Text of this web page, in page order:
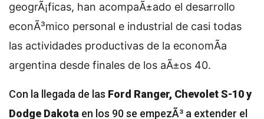
geogrÃ¡ficas, han acompaÃ±ado el desarrollo
econÃ³mico personal e industrial de casi todas
las actividades productivas de la economÃ­a
argentina desde finales de los aÃ±os 40.
Con la llegada de las Ford Ranger, Chevolet S-10 y
Dodge Dakota en los 90 se empezÃ³ a extender el